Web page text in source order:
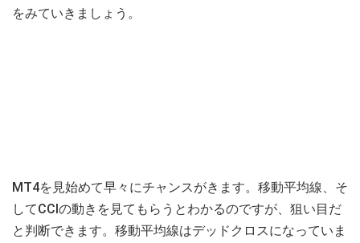
をみていきましょう。
MT4を見始めて早々にチャンスがきます。移動平均線、そ
してCCIの動きを見てもらうとわかるのですが、狙い目だ
と判断できます。移動平均線はデッドクロスになっていま